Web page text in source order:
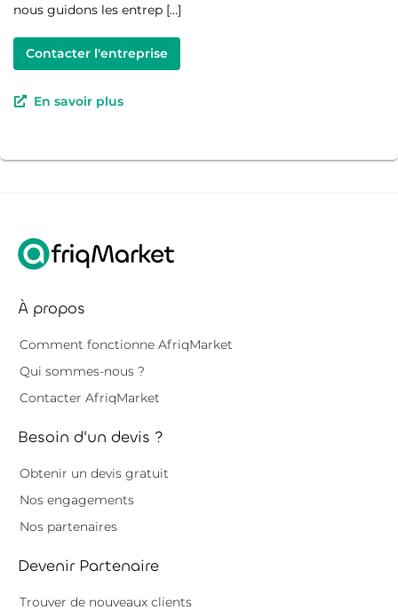
nous guidons les entrep […]
Contacter l'entreprise
En savoir plus
À propos
Comment fonctionne AfriqMarket
Qui sommes-nous ?
Contacter AfriqMarket
Besoin d'un devis ?
Obtenir un devis gratuit
Nos engagements
Nos partenaires
Devenir Partenaire
Trouver de nouveaux clients